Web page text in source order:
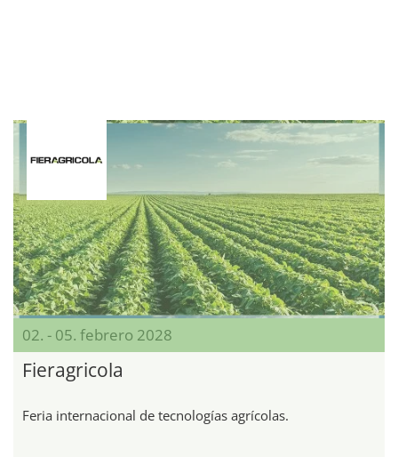
02. - 05. febrero 2028
Fieragricola
Feria internacional de tecnologías agrícolas.